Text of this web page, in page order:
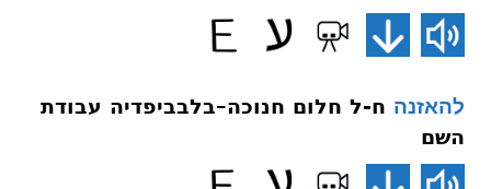
להאזנה ח-ל חלום חנוכה–בלבביפדיה עבודת
השם